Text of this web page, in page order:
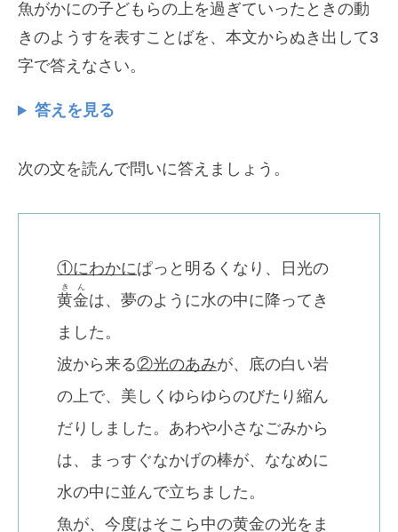
魚がかにの子どもらの上を過ぎていったときの動
きのようすを表すことばを、本文からぬき出して3
字で答えなさい。
答えを見る
次の文を読んで問いに答えましょう。
①にわかにぱっと明るくなり、日光の
黄金
きん
は、夢のように水の中に降ってき
ました。
波から来る②光のあみが、底の白い岩
の上で、美しくゆらゆらのびたり縮ん
だりしました。あわや小さなごみから
は、まっすぐなかげの棒が、ななめに
水の中に並んで立ちました。
魚が、今度はそこら中の黄金の光をま